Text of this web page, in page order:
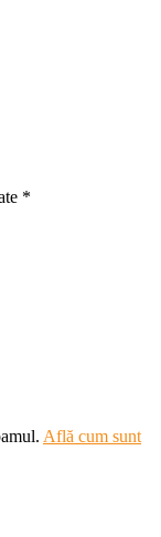
*
Află cum sunt